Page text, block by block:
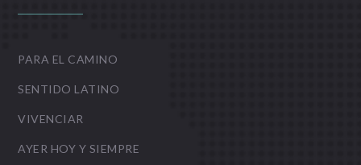
PARA EL CAMINO
SENTIDO LATINO
VIVENCIAR
AYER HOY Y SIEMPRE